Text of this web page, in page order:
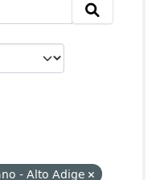
- Alto Adige